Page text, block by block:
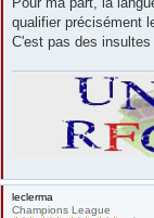
qualifier précisément
C'est pas des insultes
leclerma
Champions League